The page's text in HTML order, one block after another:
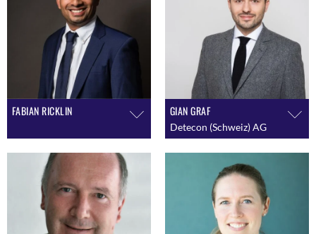
Senior Researcher and Lecturer
Strategic Projects / Digital Transformation
Office (DTO) Informatikdienste
Strategischer Einkauf
Studiengangleiter MAS IT-Leadership und
TechManagement
Technical Excellence Coach & Software Crafter
FABIAN RICKLIN GIAN GRAF
Detecon (Schweiz) AG